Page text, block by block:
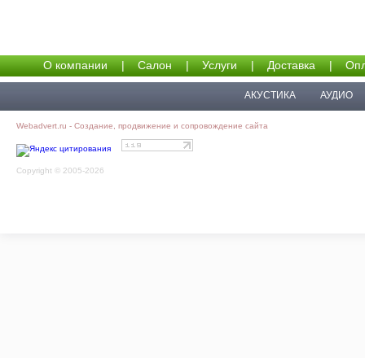
О компании | Салон | Услуги | Доставка |
АКУСТИКА АУДИО
Webadvert.ru - Создание, продвижение и сопровождение сайта
Copyright © 2005-2026